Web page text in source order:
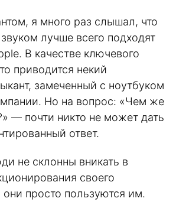
я много раз слышал, что
лучше всего подходят
В качестве ключевого
приводится некий
замеченный с ноутбуком
Но на вопрос: «Чем же
— почти никто не может дать
ответ.
не склонны вникать в
своего
просто пользуются им.